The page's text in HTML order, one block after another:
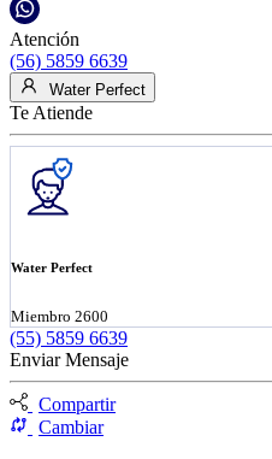
Atención
(56) 5859 6639
Water Perfect
Te Atiende
Water Perfect
Miembro 2600
(55) 5859 6639
Enviar Mensaje
Compartir
Cambiar